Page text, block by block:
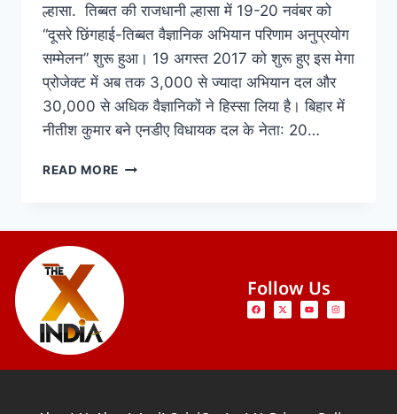
ल्हासा. तिब्बत की राजधानी ल्हासा में 19-20 नवंबर को
“दूसरे छिंगहाई-तिब्बत वैज्ञानिक अभियान परिणाम अनुप्रयोग
सम्मेलन” शुरू हुआ। 19 अगस्त 2017 को शुरू हुए इस मेगा
प्रोजेक्ट में अब तक 3,000 से ज्यादा अभियान दल और
30,000 से अधिक वैज्ञानिकों ने हिस्सा लिया है। बिहार में
नीतीश कुमार बने एनडीए विधायक दल के नेता: 20…
READ MORE
Follow Us